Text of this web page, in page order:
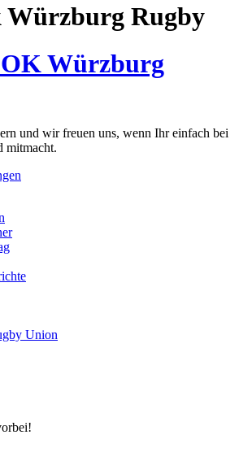
Würzburg Rugby
Würzburg
und wir freuen uns, wenn Ihr einfach bei
mitmacht.
Union